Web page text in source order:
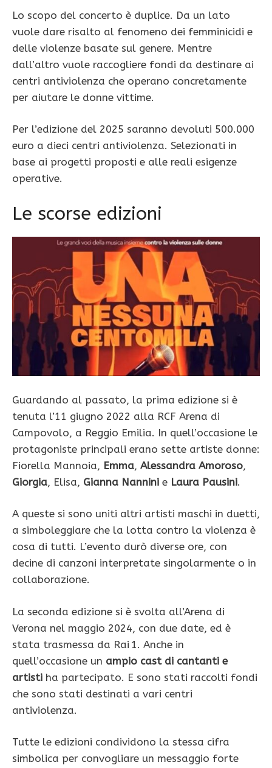
Lo scopo del concerto è duplice. Da un lato
vuole dare risalto al fenomeno dei femminicidi e
delle violenze basate sul genere. Mentre
dall’altro vuole raccogliere fondi da destinare ai
centri antiviolenza che operano concretamente
per aiutare le donne vittime.
Per l’edizione del 2025 saranno devoluti 500.000
euro a dieci centri antiviolenza. Selezionati in
base ai progetti proposti e alle reali esigenze
operative.
Le scorse edizioni
Guardando al passato, la prima edizione si è
tenuta l’11 giugno 2022 alla RCF Arena di
Campovolo, a Reggio Emilia. In quell’occasione le
protagoniste principali erano sette artiste donne:
Fiorella Mannoia, Emma, Alessandra Amoroso,
Giorgia, Elisa, Gianna Nannini e Laura Pausini.
A queste si sono uniti altri artisti maschi in duetti,
a simboleggiare che la lotta contro la violenza è
cosa di tutti. L’evento durò diverse ore, con
decine di canzoni interpretate singolarmente o in
collaborazione.
La seconda edizione si è svolta all’Arena di
Verona nel maggio 2024, con due date, ed è
stata trasmessa da Rai 1. Anche in
quell’occasione un ampio cast di cantanti e
artisti ha partecipato. E sono stati raccolti fondi
che sono stati destinati a vari centri
antiviolenza.
Tutte le edizioni condividono la stessa cifra
simbolica per convogliare un messaggio forte